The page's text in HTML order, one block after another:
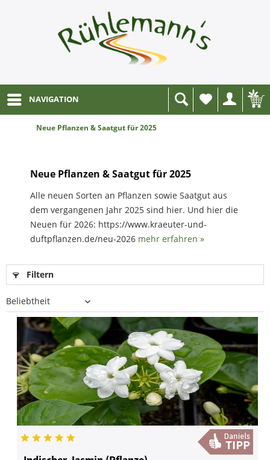
NAVIGATION
Wunschliste
Neue Pflanzen & Saatgut für 2025
Neue Pflanzen & Saatgut für 2025
Alle neuen Sorten an Pflanzen sowie Saatgut aus
dem vergangenen Jahr 2025 sind hier. Und hier die
Neuen für 2026: https://www.kraeuter-und-
duftpflanzen.de/neu-2026 mehr erfahren »
Filtern